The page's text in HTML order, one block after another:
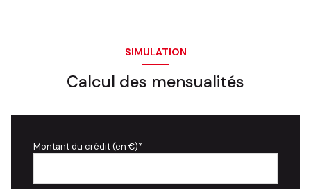
SIMULATION
Calcul des mensualités
Montant du crédit (en €)*